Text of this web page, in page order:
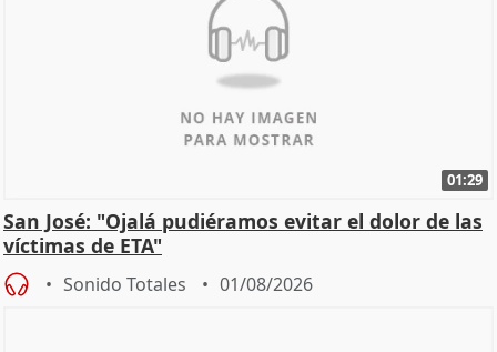
01:29
San José: "Ojalá pudiéramos evitar el dolor de las
víctimas de ETA"
Sonido Totales 01/08/2026